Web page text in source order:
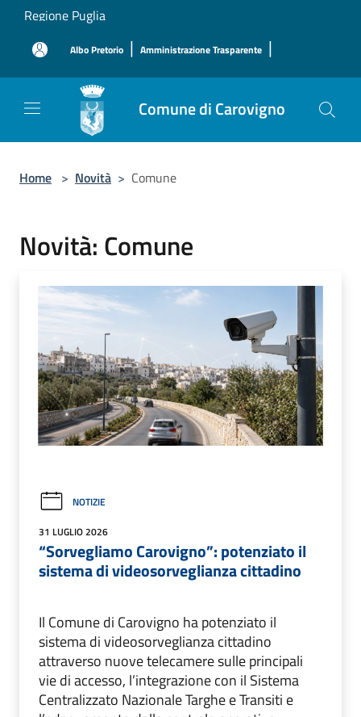
Salta al contenuto principale
Regione Puglia
Albo Pretorio | Amministrazione Trasparente |
Comune di Carovigno
Home > Novità > Comune
Novità: Comune
NOTIZIE
31 LUGLIO 2026
“Sorvegliamo Carovigno”: potenziato il
sistema di videosorveglianza cittadino
Il Comune di Carovigno ha potenziato il
sistema di videosorveglianza cittadino
attraverso nuove telecamere sulle principali
vie di accesso, l’integrazione con il Sistema
Centralizzato Nazionale Targhe e Transiti e